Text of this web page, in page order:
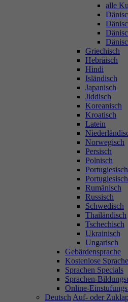
alle
Griechisch
Hebräisch
Hindi
Isländisch
Japanisch
Jiddisch
Koreanisch
Kroatisch
Latein
Norwegisch
Persisch
Polnisch
Portugiesisch
Rumänisch
Russisch
Schwedisch
Thailändisch
Tschechisch
Ukrainisch
Ungarisch
Gebärdensprache
Kostenlose
Sprachen Specials
Sprachen-
Online-
Deutsch Auf- oder